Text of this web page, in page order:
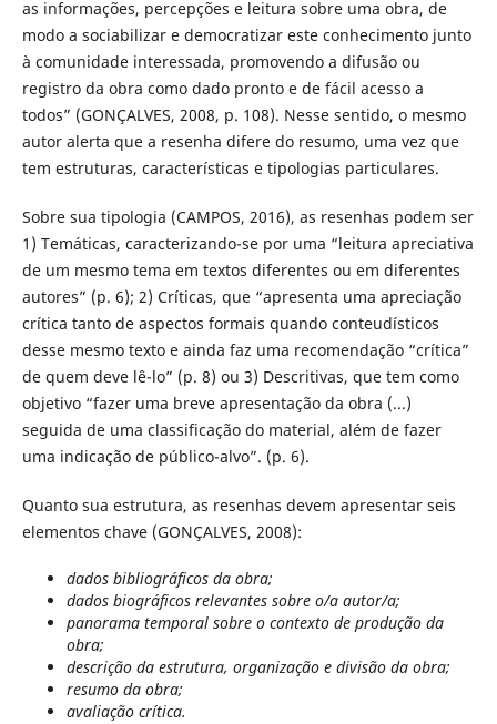
as informações, percepções e leitura sobre uma obra, de
modo a sociabilizar e democratizar este conhecimento junto
à comunidade interessada, promovendo a difusão ou
registro da obra como dado pronto e de fácil acesso a
todos” (GONÇALVES, 2008, p. 108). Nesse sentido, o mesmo
autor alerta que a resenha difere do resumo, uma vez que
tem estruturas, características e tipologias particulares.
Sobre sua tipologia (CAMPOS, 2016), as resenhas podem ser
1) Temáticas, caracterizando-se por uma “leitura apreciativa
de um mesmo tema em textos diferentes ou em diferentes
autores” (p. 6); 2) Críticas, que “apresenta uma apreciação
crítica tanto de aspectos formais quando conteudísticos
desse mesmo texto e ainda faz uma recomendação “crítica”
de quem deve lê-lo” (p. 8) ou 3) Descritivas, que tem como
objetivo “fazer uma breve apresentação da obra (...)
seguida de uma classificação do material, além de fazer
uma indicação de público-alvo”. (p. 6).
Quanto sua estrutura, as resenhas devem apresentar seis
elementos chave (GONÇALVES, 2008):
dados bibliográficos da obra;
dados biográficos relevantes sobre o/a autor/a;
panorama temporal sobre o contexto de produção da
obra;
descrição da estrutura, organização e divisão da obra;
resumo da obra;
avaliação crítica.